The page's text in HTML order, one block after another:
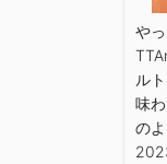
や
ル
味
の